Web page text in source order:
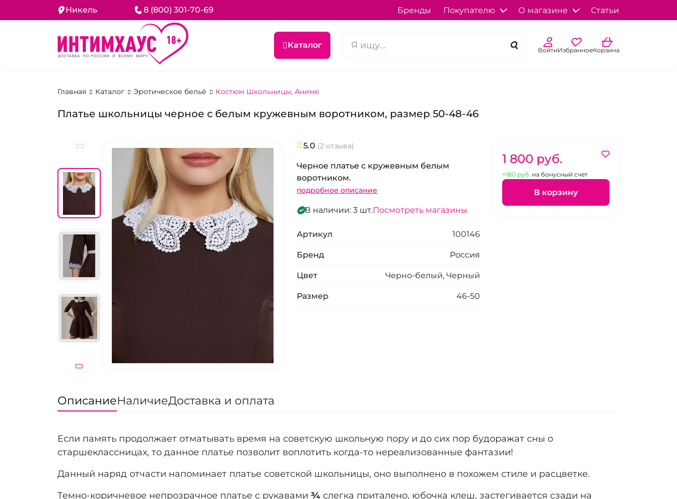
Никель 8 (800) 301-70-69 Бренды Покупателю О магазине Статьи
Каталог ВойтиИзбранноеКорзина
Главная Каталог Эротическое бельё Костюм Школьницы, Аниме
Платье школьницы черное с белым кружевным воротником, размер 50-48-46
5.0 (2 отзыва)
Черное платье с кружевным белым
воротником.
подробное описание
В наличии: 3 шт.Посмотреть магазины
Артикул 100146
Бренд Россия
Цвет Черно-белый, Черный
Размер 46-50
1 800 pуб.
+180 pуб. на бонусный счет
В корзину
ОписаниеНаличиеДоставка и оплата
Если память продолжает отматывать время на советскую школьную пору и до сих пор будоражат сны о
старшеклассницах, то данное платье позволит воплотить когда-то нереализованные фантазии!
Данный наряд отчасти напоминает платье советской школьницы, оно выполнено в похожем стиле и расцветке.
Темно-коричневое непрозрачное платье с рукавами ¾ слегка приталено, юбочка клеш, застегивается сзади на